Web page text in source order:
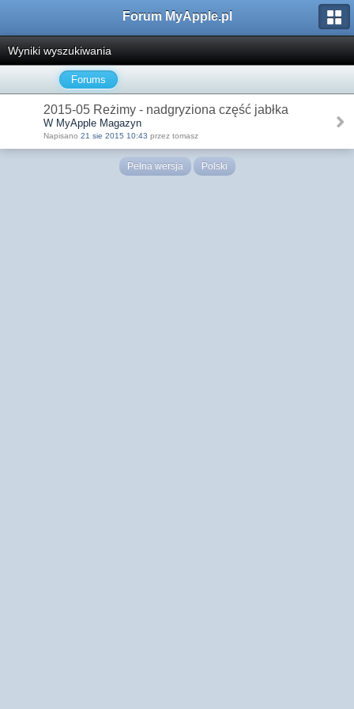
Forum MyApple.pl
Wyniki wyszukiwania
Forums
2015-05 Reżimy - nadgryziona część jabłka
W MyApple Magazyn
Napisano 21 sie 2015 10:43 przez tomasz
Pełna wersja Polski